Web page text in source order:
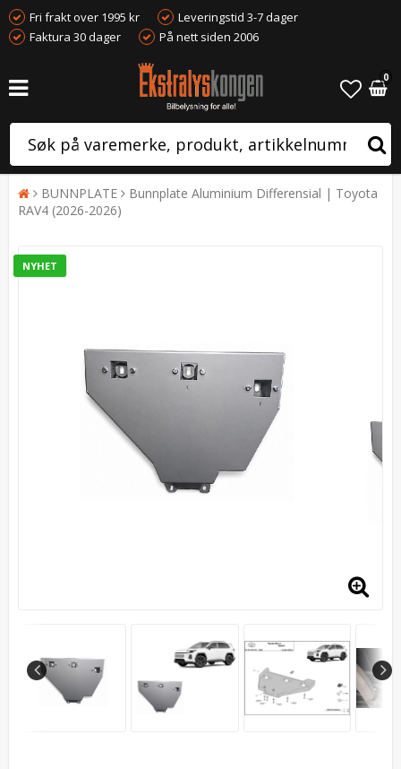
Fri frakt over 1995 kr
Leveringstid 3-7 dager
Faktura 30 dager
På nett siden 2006
0
BUNNPLATE
Bunnplate Aluminium Differensial | Toyota
RAV4 (2026-2026)
NYHET